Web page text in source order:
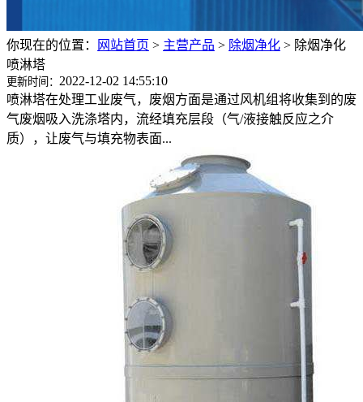
你现在的位置： 网站首页 > 主营产品 > 除烟净化 > 除烟净化
喷淋塔
更新时间： 2022-12-02 14:55:10
喷淋塔在处理工业废气，废烟方面是通过风机组将收集到的废
气废烟吸入洗涤塔内，流经填充层段（气/液接触反应之介
质），让废气与填充物表面...